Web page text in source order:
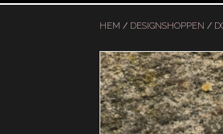
Hoppa
HEM / DESIGNSHOPPEN /